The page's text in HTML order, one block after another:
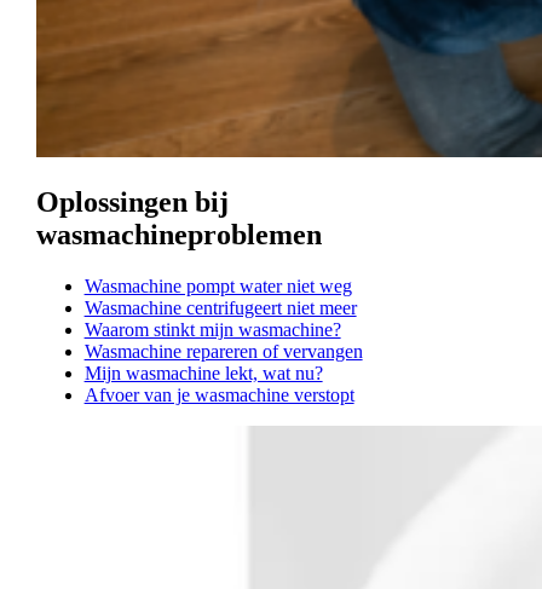
Oplossingen bij
wasmachineproblemen
Wasmachine pompt water niet weg
Wasmachine centrifugeert niet meer
Waarom stinkt mijn wasmachine?
Wasmachine repareren of vervangen
Mijn wasmachine lekt, wat nu?
Afvoer van je wasmachine verstopt